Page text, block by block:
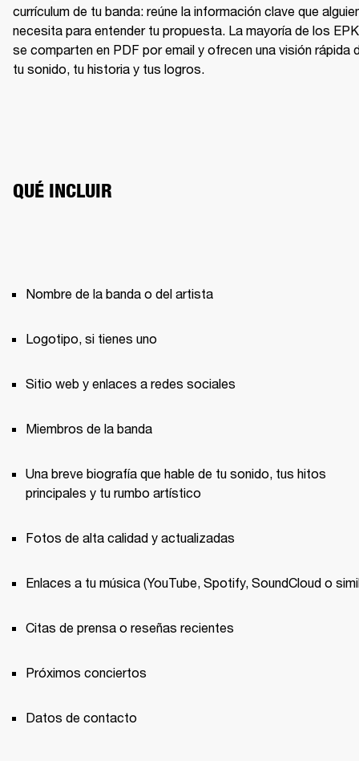
currículum de tu banda: reúne la información clave que
necesita para entender tu propuesta. La mayoría de los EPK
se comparten en PDF por email y ofrecen una visión rápida
tu sonido, tu historia y tus logros.
QUÉ INCLUIR
Nombre de la banda o del artista
Logotipo, si tienes uno
Sitio web y enlaces a redes sociales
Miembros de la banda
Una breve biografía que hable de tu sonido, tus hitos
principales y tu rumbo artístico
Fotos de alta calidad y actualizadas
Enlaces a tu música (YouTube, Spotify, SoundCloud o
Citas de prensa o reseñas recientes
Próximos conciertos
Datos de contacto